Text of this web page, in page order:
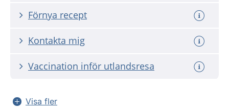
Förnya recept
Kontakta mig
Vaccination inför utlandsresa
Visa fler